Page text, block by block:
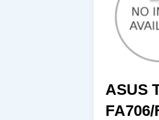
ASUS
FA706/